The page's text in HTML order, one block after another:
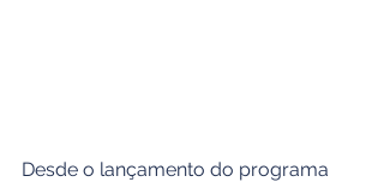
Desde o lançamento do programa